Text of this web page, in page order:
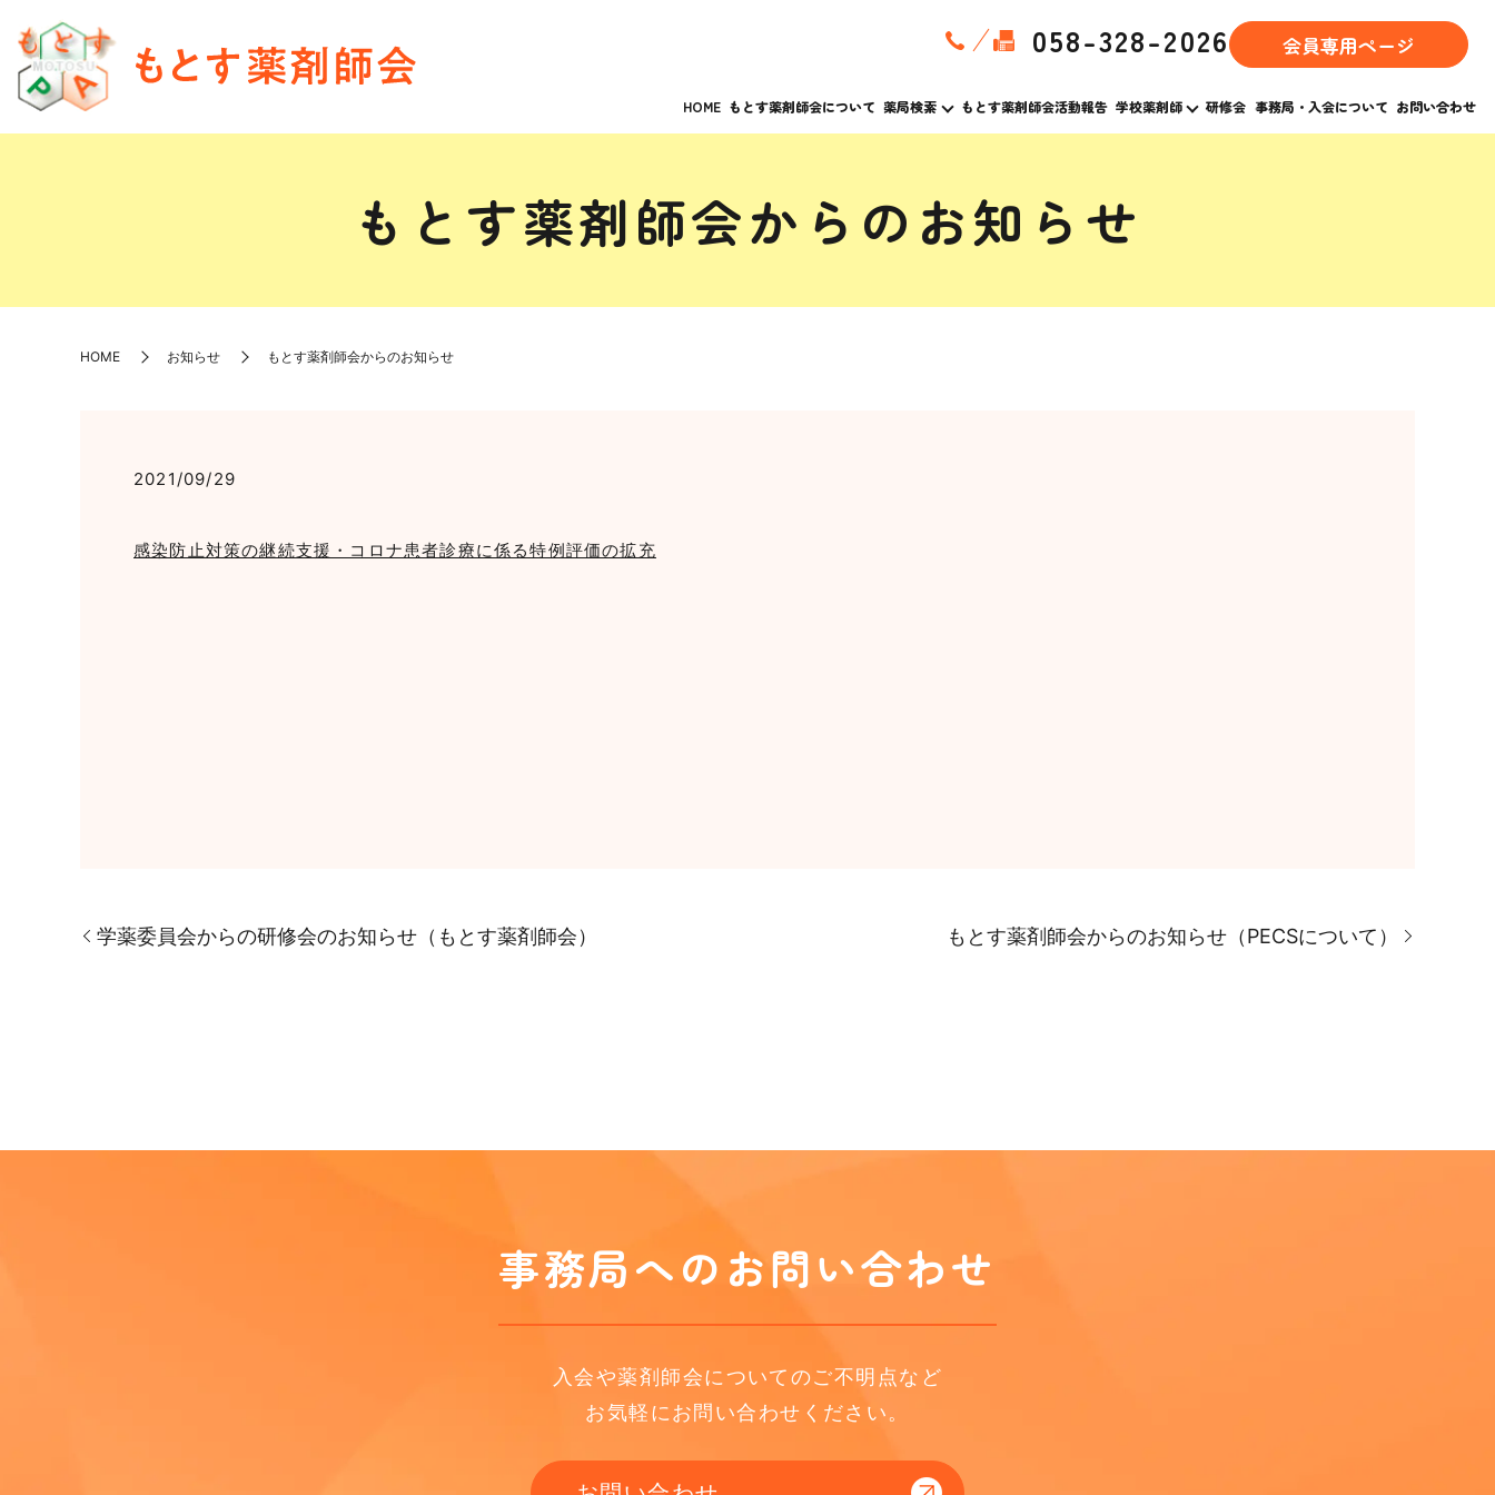
HOME もとす薬剤師会について 薬局検索 もとす薬剤師会活動報告 学校薬剤師 研修会 事務局・入会について お問い合わせ
058-328-2026 会員専用ページ
もとす薬剤師会からのお知らせ
HOME お知らせ もとす薬剤師会からのお知らせ
2021/09/29
感染防止対策の継続支援・コロナ患者診療に係る特例評価の拡充
学薬委員会からの研修会のお知らせ（もとす薬剤師会） もとす薬剤師会からのお知らせ（PECSについて）
事務局へのお問い合わせ
入会や薬剤師会についてのご不明点など
お気軽にお問い合わせください。